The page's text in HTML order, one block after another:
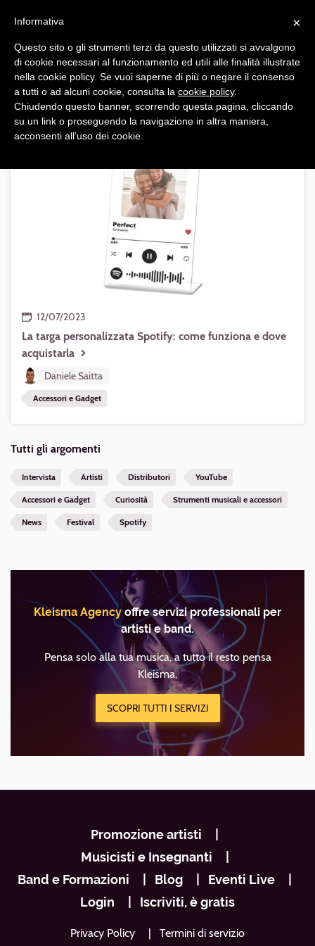
principale
Kleisma
Blog
ARTICOLI PER ARGOMENTO:ACCESSORI E GADGET
12/07/2023
La targa personalizzata Spotify: come funziona e dove
acquistarla
Daniele Saitta
Accessori e Gadget
Tutti gli argomenti
Intervista Artisti Distributori YouTube
Accessori e Gadget Curiosità Strumenti musicali e accessori
News Festival Spotify
Kleisma Agencyoffre servizi professionali per
artisti e band.
Pensa solo alla tua musica, a tutto il resto pensa
Kleisma.
SCOPRI TUTTI I SERVIZI
NavigazionePromozione artisti
Musicisti e Insegnanti
Band e Formazioni
Blog
Eventi Live
Login
Iscriviti, è gratis
Privacy Policy Termini di servizio
×
Informativa
Questo sito o gli strumenti terzi da questo utilizzati si avvalgono
di cookie necessari al funzionamento ed utili alle finalità illustrate
nella cookie policy. Se vuoi saperne di più o negare il consenso
a tutti o ad alcuni cookie, consulta la cookie policy.
Chiudendo questo banner, scorrendo questa pagina, cliccando
su un link o proseguendo la navigazione in altra maniera,
acconsenti all’uso dei cookie.